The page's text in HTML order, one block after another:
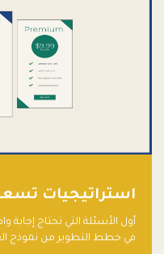
استراتيجيات
أول الأسئلة التي تحتاج
في خطط التطوير من نموذج